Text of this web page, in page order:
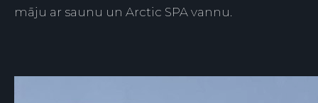
māju ar saunu un Arctic SPA vannu.